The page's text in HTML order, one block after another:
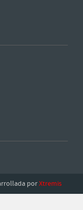
porXtremis